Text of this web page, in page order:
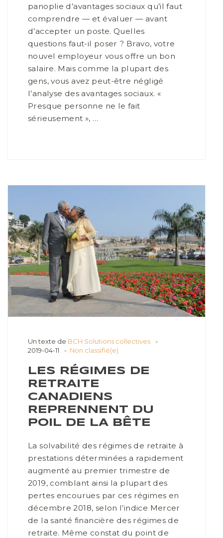
panoplie d’avantages sociaux qu’il faut
comprendre — et évaluer — avant
d’accepter un poste. Quelles
questions faut-il poser ? Bravo, votre
nouvel employeur vous offre un bon
salaire. Mais comme la plupart des
gens, vous avez peut-être négligé
l’analyse des avantages sociaux. «
Presque personne ne le fait
sérieusement », …
Un texte de BCH Solutions collectives
2019-04-11
Non classifié(e)
LES RÉGIMES DE
RETRAITE
CANADIENS
REPRENNENT DU
POIL DE LA BÊTE
La solvabilité des régimes de retraite à
prestations déterminées a rapidement
augmenté au premier trimestre de
2019, comblant ainsi la plupart des
pertes encourues par ces régimes en
décembre 2018, selon l’indice Mercer
de la santé financière des régimes de
retraite. Même constat du point de